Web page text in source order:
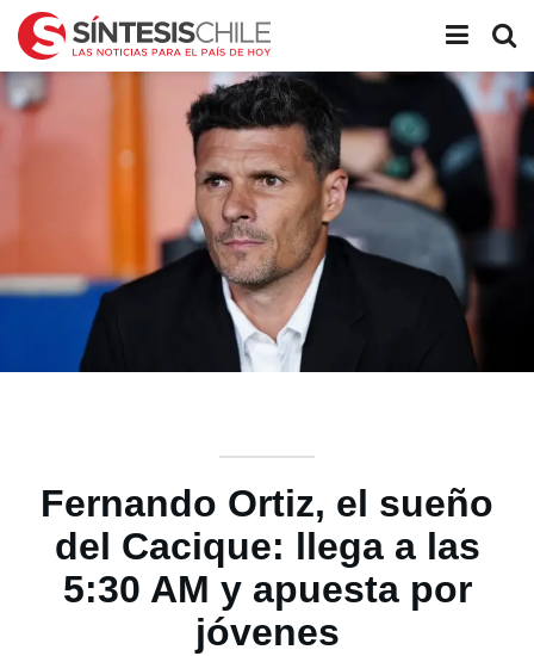
Fernando Ortiz, el sueño
del Cacique: llega a las
5:30 AM y apuesta por
jóvenes